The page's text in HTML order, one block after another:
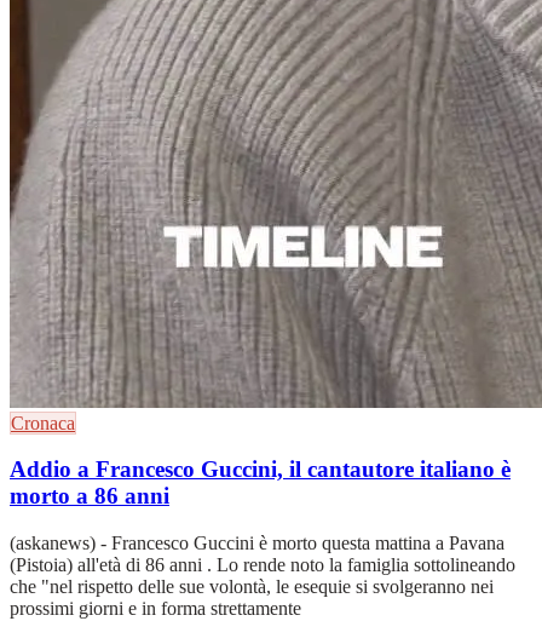
Cronaca
Addio a Francesco Guccini, il cantautore italiano è
morto a 86 anni
(askanews) - Francesco Guccini è morto questa mattina a Pavana
(Pistoia) all'età di 86 anni . Lo rende noto la famiglia sottolineando
che "nel rispetto delle sue volontà, le esequie si svolgeranno nei
prossimi giorni e in forma strettamente